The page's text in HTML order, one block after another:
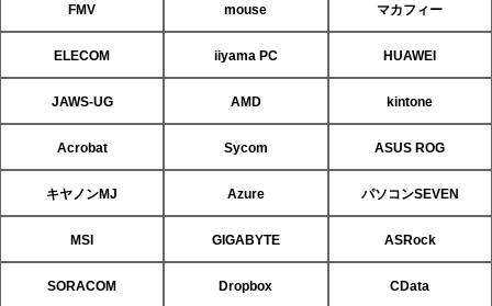
FMV mouse マカフィー
ELECOM iiyama PC HUAWEI
JAWS-UG AMD kintone
Acrobat Sycom ASUS ROG
キヤノンMJ Azure パソコンSEVEN
MSI GIGABYTE ASRock
SORACOM Dropbox CData